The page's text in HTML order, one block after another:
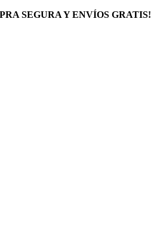
SEGURA Y ENVÍOS GRATIS!